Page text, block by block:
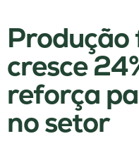
cresce
reforça
no setor